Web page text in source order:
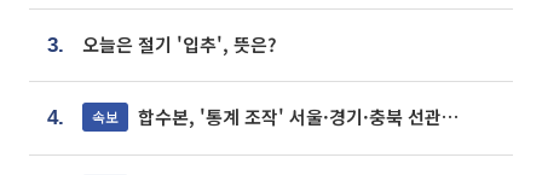
3. 오늘은 절기 '입추', 뜻은?
4. 속보 합수본, '통계 조작' 서울·경기·충북 선관위 등 추가 압수수색